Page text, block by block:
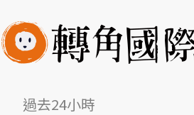
過去24小時